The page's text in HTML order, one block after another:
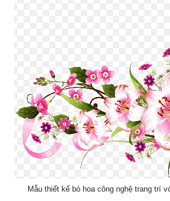
Mẫu thiết kế bó hoa công nghệ trang trí